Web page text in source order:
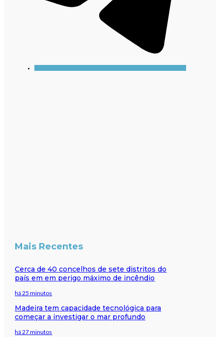
Mais Recentes
Cerca de 40 concelhos de sete distritos do
país em em perigo máximo de incêndio
há 25 minutos
Madeira tem capacidade tecnológica para
começar a investigar o mar profundo
há 27 minutos